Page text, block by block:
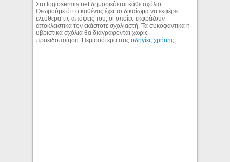
Στο logiosermis.net δημοσιεύεται κάθε σχόλιο.
Θεωρούμε ότι ο καθένας έχει το δικαίωμα να εκφέρει
ελεύθερα τις απόψεις του, οι οποίες εκφράζουν
αποκλειστικά τον εκάστοτε σχολιαστή. Τα συκοφαντικά ή
υβριστικά σχόλια θα διαγράφονται χωρίς
προειδοποίηση. Περισσότερα στιςοδηγίες χρήσης.